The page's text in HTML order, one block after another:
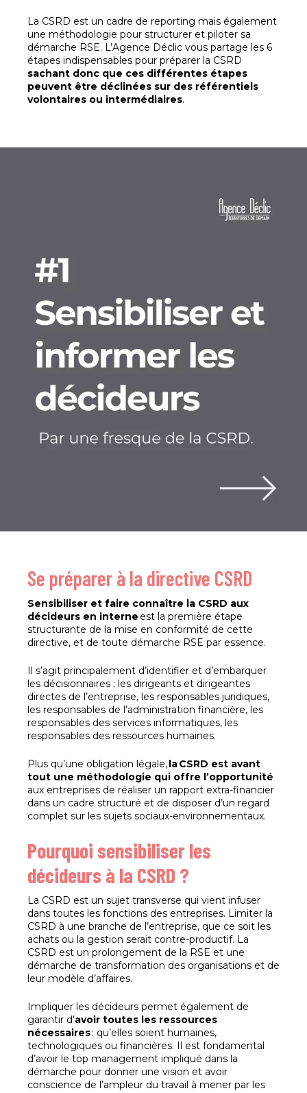
La CSRD est un cadre de reporting mais également
une méthodologie pour structurer et piloter sa
démarche RSE. L’Agence Déclic vous partage les 6
étapes indispensables pour préparer la CSRD
sachant donc que ces différentes étapes
peuvent être déclinées sur des référentiels
volontaires ou intermédiaires.
Se préparer à la directive CSRD
Sensibiliser et faire connaître la CSRD aux
décideurs en interne est la première étape
structurante de la mise en conformité de cette
directive, et de toute démarche RSE par essence.
Il s’agit principalement d’identifier et d’embarquer
les décisionnaires : les dirigeants et dirigeantes
directes de l’entreprise, les responsables juridiques,
les responsables de l’administration financière, les
responsables des services informatiques, les
responsables des ressources humaines.
Plus qu’une obligation légale,la CSRD est avant
tout une méthodologie qui offre l’opportunité
aux entreprises de réaliser un rapport extra-financier
dans un cadre structuré et de disposer d’un regard
complet sur les sujets sociaux-environnementaux.
Pourquoi sensibiliser les
décideurs à la CSRD ?
La CSRD est un sujet transverse qui vient infuser
dans toutes les fonctions des entreprises. Limiter la
CSRD à une branche de l’entreprise, que ce soit les
achats ou la gestion serait contre-productif. La
CSRD est un prolongement de la RSE et une
démarche de transformation des organisations et de
leur modèle d’affaires.
Impliquer les décideurs permet également de
garantir d’avoir toutes les ressources
nécessaires: qu’elles soient humaines,
technologiques ou financières. Il est fondamental
d’avoir le top management impliqué dans la
démarche pour donner une vision et avoir
conscience de l’ampleur du travail à mener par les